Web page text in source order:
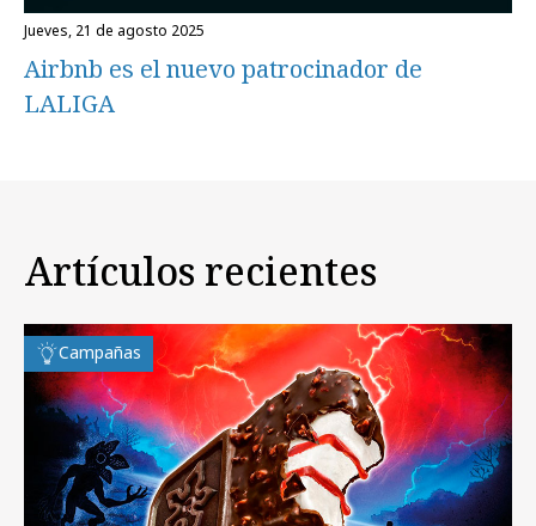
jueves, 21 de agosto 2025
Airbnb es el nuevo patrocinador de
LALIGA
Artículos recientes
Campañas